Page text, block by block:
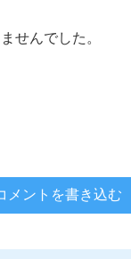
せんでした。
メントを書き込む